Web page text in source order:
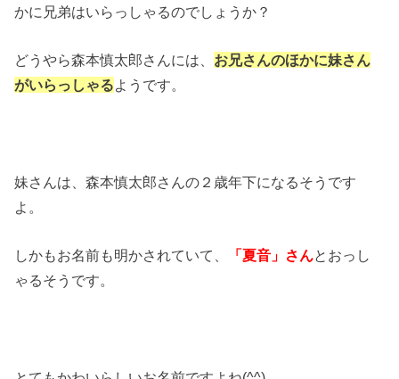
かに兄弟はいらっしゃるのでしょうか？
どうやら森本慎太郎さんには、 お兄さんのほかに妹さん
がいらっしゃるようです。
妹さんは、森本慎太郎さんの２歳年下になるそうです
よ。
しかもお名前も明かされていて、 「夏音」さんとおっし
ゃるそうです。